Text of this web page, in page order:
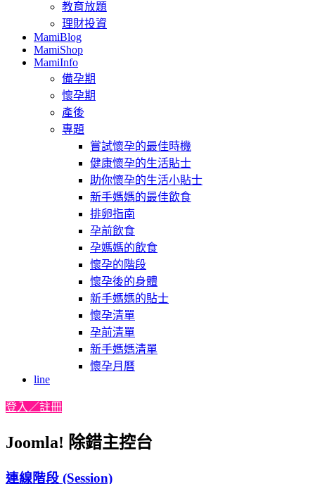
教育放題
理財投資
MamiBlog
MamiShop
MamiInfo
備孕期
懷孕期
產後
專題
嘗試懷孕的最佳時機
健康懷孕的生活貼士
助你懷孕的生活小貼士
新手媽媽的最佳飲食
排卵指南
孕前飲食
孕媽媽的飲食
懷孕的階段
懷孕後的身體
新手媽媽的貼士
懷孕清單
孕前清單
新手媽媽清單
懷孕月曆
line
登入／註冊
Joomla! 除錯主控台
連線階段 (Session)